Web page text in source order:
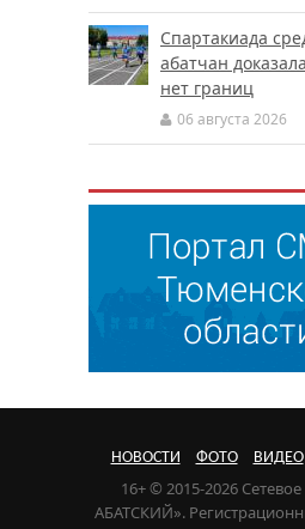
Спартакиада
абатчан
нет границ
06 августа 2026
НОВОСТИ ФОТО ВИДЕО
16+ © 2015-2026
АБАТСКИЙ».